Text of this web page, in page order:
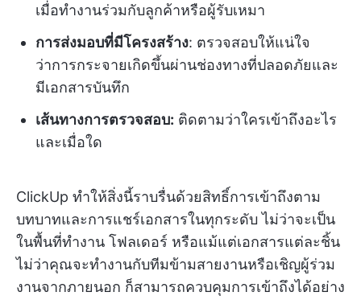
เมื่อทำงานร่วมกับลูกค้าหรือผู้รับเหมา
การส่งมอบที่มีโครงสร้าง: ตรวจสอบให้แน่ใจ
ว่าการกระจายเกิดขึ้นผ่านช่องทางที่ปลอดภัยและ
มีเอกสารบันทึก
เส้นทางการตรวจสอบ: ติดตามว่าใครเข้าถึงอะไร
และเมื่อใด
ClickUp ทำให้สิ่งนี้ราบรื่นด้วยสิทธิ์การเข้าถึงตาม
บทบาทและการแชร์เอกสารในทุกระดับ ไม่ว่าจะเป็น
ในพื้นที่ทำงาน โฟลเดอร์ หรือแม้แต่เอกสารแต่ละชิ้น
ไม่ว่าคุณจะทำงานกับทีมข้ามสายงานหรือเชิญผู้ร่วม
งานจากภายนอก ก็สามารถควบคุมการเข้าถึงได้อย่าง